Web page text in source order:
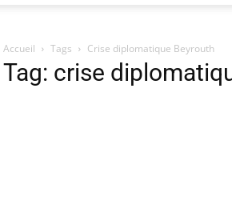
Accueil Tags Crise diplomatique Beyrouth
Tag: crise